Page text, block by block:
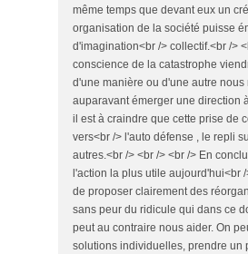
même temps que devant eux un
organisation de la société puisse
d'imagination<br /> collectif.<br />
conscience de la catastrophe
d'une manière ou d'une autre
auparavant émerger une direction
il est à craindre que cette prise de
vers<br /> l'auto défense , le repli
autres.<br /> <br /> <br /> En
l'action la plus utile aujourd'hui<br
de proposer clairement des
sans peur du ridicule qui dans ce
peut au contraire nous aider. On
solutions individuelles, prendre un